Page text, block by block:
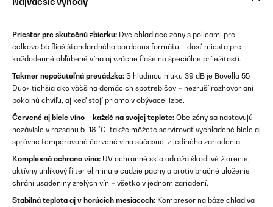
Priestor pre skutočnú zbierku: Dve chladiace zóny s policami pre
celkovo 55 fliaš štandardného bordeaux formátu – dosť miesta pre
každodenné obľúbené vína aj vzácne fľaše na špeciálne príležitosti.
Takmer nepočuteľná prevádzka: S hladinou hluku 39 dB je Bovella 55
Duo+ tichšia ako väčšina domácich spotrebičov – nezruší rozhovor ani
pokojnú chvíľu, aj keď stojí priamo v obývacej izbe.
Červené aj biele víno – každé na svojej teplote: Obe zóny sa nastavujú
nezávisle v rozsahu 5–18 °C, takže môžete servírovať vychladené biele aj
správne temperované červené víno súčasne, z jediného zariadenia.
Komplexná ochrana vína: UV ochranné sklo odráža škodlivé žiarenie,
aktívny uhlíkový filter eliminuje cudzie pachy a protivibračné uloženie
chráni usadeniny zrelých vín – všetko v jednom zariadení.
Stabilná teplota aj v horúcich mesiacoch: Kompresor na báze chladiva